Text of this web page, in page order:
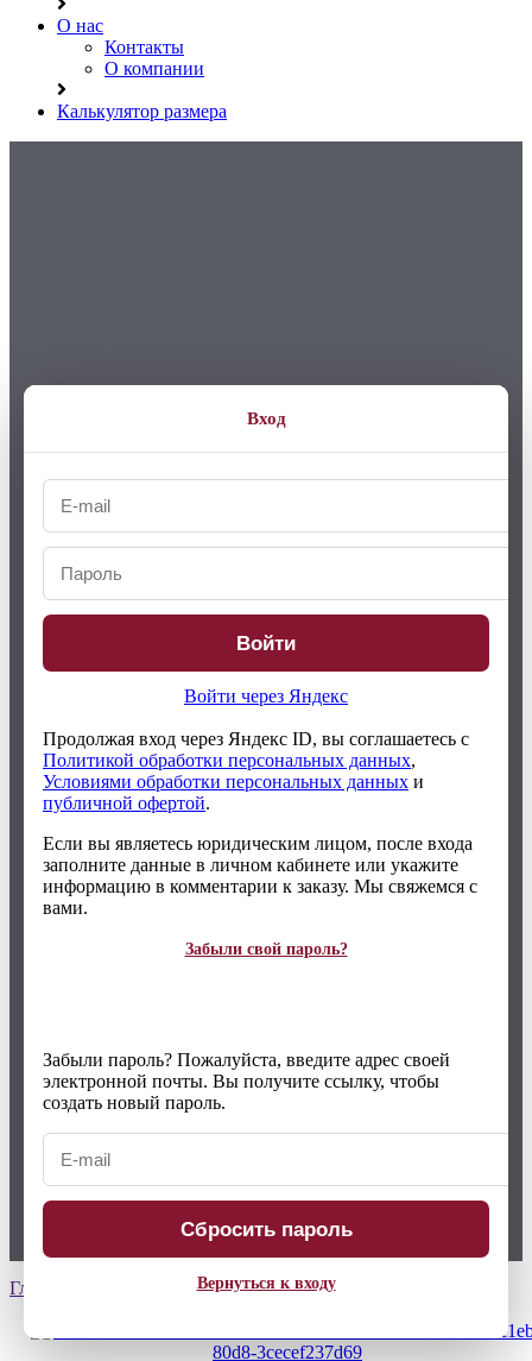
О нас
Контакты
О компании
Калькулятор размера
Вход
Войти
Войти через Яндекс
Продолжая вход через Яндекс ID, вы соглашаетесь с
Политикой обработки персональных данных,
Условиями обработки персональных данных и
публичной офертой.
Если вы являетесь юридическим лицом, после входа
заполните данные в личном кабинете или укажите
информацию в комментарии к заказу. Мы свяжемся с
вами.
Забыли свой пароль?
Забыли пароль? Пожалуйста, введите адрес своей
электронной почты. Вы получите ссылку, чтобы
создать новый пароль.
Сбросить пароль
Вернуться к входу
Главная страница Каталог Бюстгальтеры